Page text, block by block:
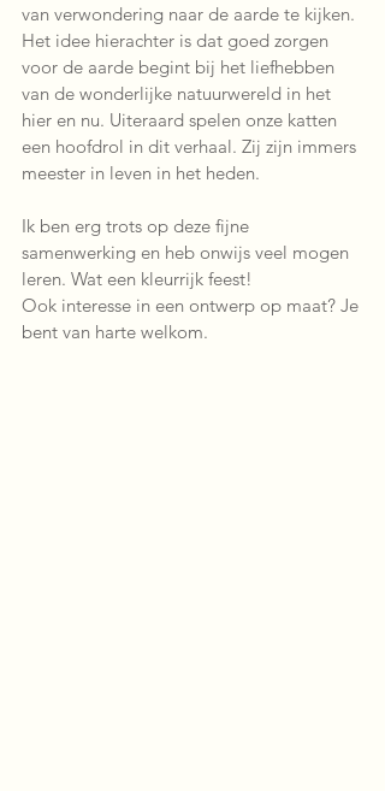
van verwondering naar de aarde te kijken.
Het idee hierachter is dat goed zorgen
voor de aarde begint bij het liefhebben
van de wonderlijke natuurwereld in het
hier en nu. Uiteraard spelen onze katten
een hoofdrol in dit verhaal. Zij zijn immers
meester in leven in het heden.
Ik ben erg trots op deze fijne
samenwerking en heb onwijs veel mogen
leren. Wat een kleurrijk feest!
Ook interesse in een ontwerp op maat? Je
bent van harte welkom.